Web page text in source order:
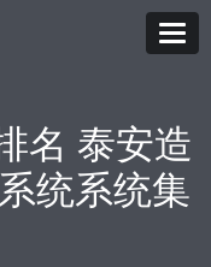
名 泰安造
统系统集